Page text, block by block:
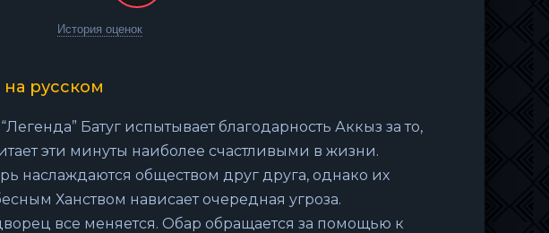
История оценок
русском
Батуг испытывает благодарность Аккыз за то,
эти минуты наиболее счастливыми в жизни.
наслаждаются обществом друг друга, однако их
Ханством нависает очередная угроза.
все меняется. Обар обращается за помощью к